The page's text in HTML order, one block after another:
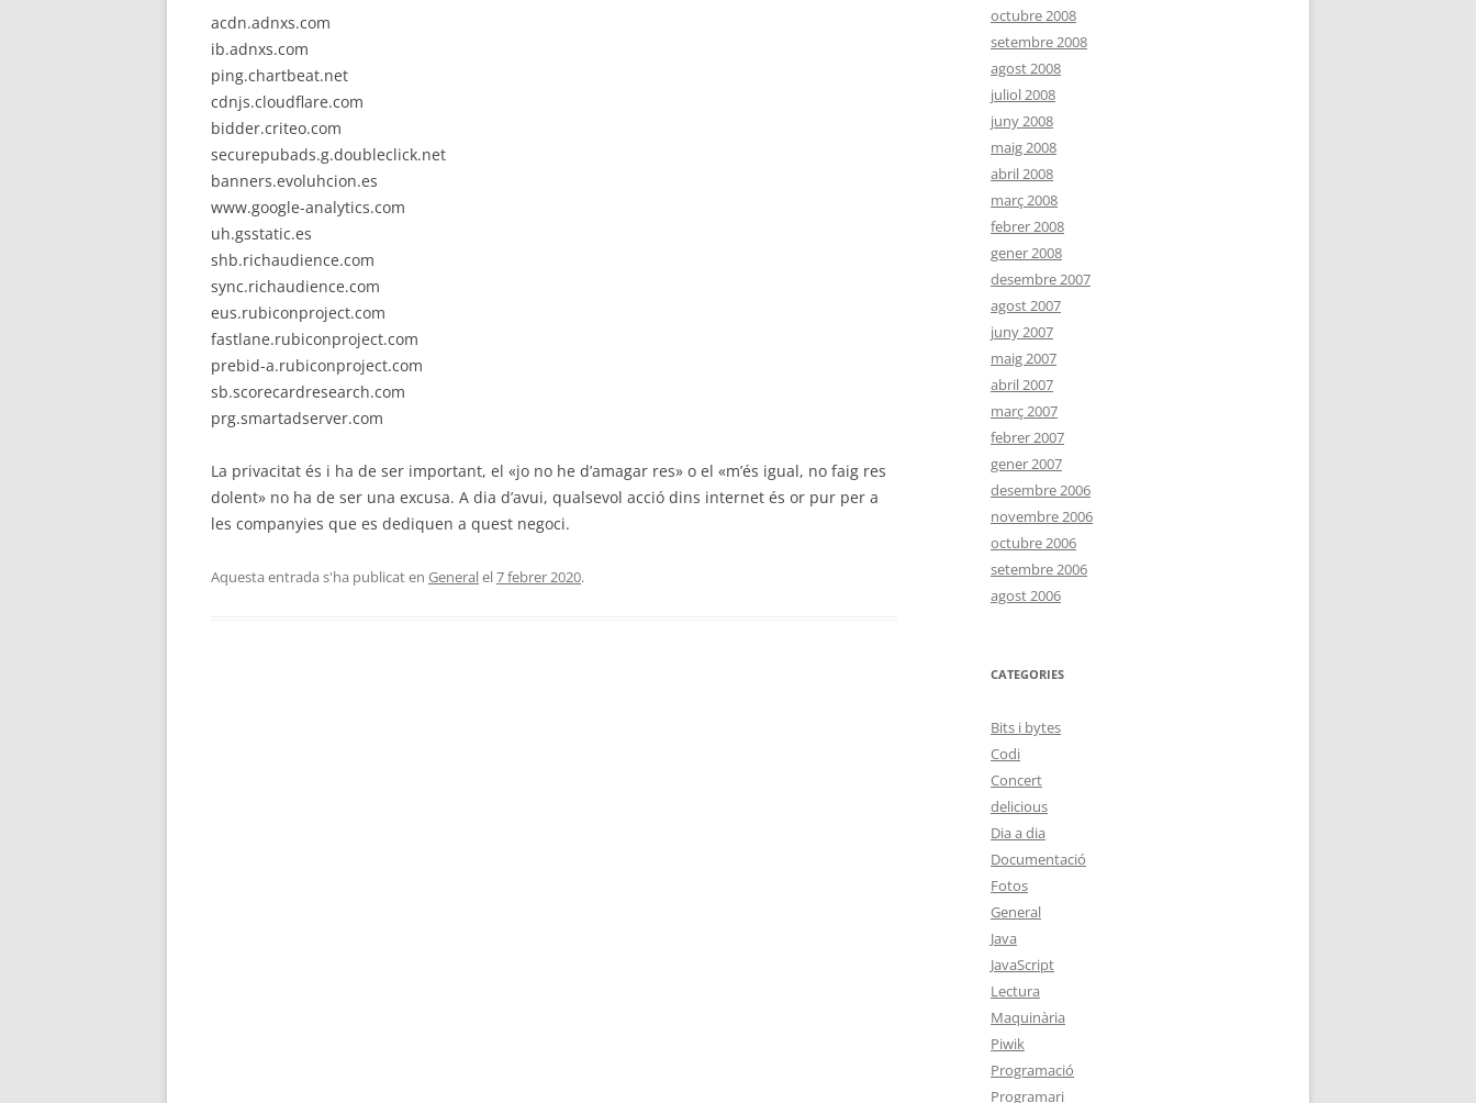
acdn.adnxs.com
ib.adnxs.com
ping.chartbeat.net
cdnjs.cloudflare.com
bidder.criteo.com
securepubads.g.doubleclick.net
banners.evoluhcion.es
www.google-analytics.com
uh.gsstatic.es
shb.richaudience.com
sync.richaudience.com
eus.rubiconproject.com
fastlane.rubiconproject.com
prebid-a.rubiconproject.com
sb.scorecardresearch.com
prg.smartadserver.com
La privacitat és i ha de ser important, el «jo no he d’amagar res» o el «m’és igual, no faig res
dolent» no ha de ser una excusa. A dia d’avui, qualsevol acció dins internet és or pur per a
les companyies que es dediquen a quest negoci.
Aquesta entrada s'ha publicat en Generalel7 febrer 2020.
octubre 2008
setembre 2008
agost 2008
juliol 2008
juny 2008
maig 2008
abril 2008
març 2008
febrer 2008
gener 2008
desembre 2007
agost 2007
juny 2007
maig 2007
abril 2007
març 2007
febrer 2007
gener 2007
desembre 2006
novembre 2006
octubre 2006
setembre 2006
agost 2006
CATEGORIES
Bits i bytes
Codi
Concert
delicious
Dia a dia
Documentació
Fotos
General
Java
JavaScript
Lectura
Maquinària
Piwik
Programació
Programari